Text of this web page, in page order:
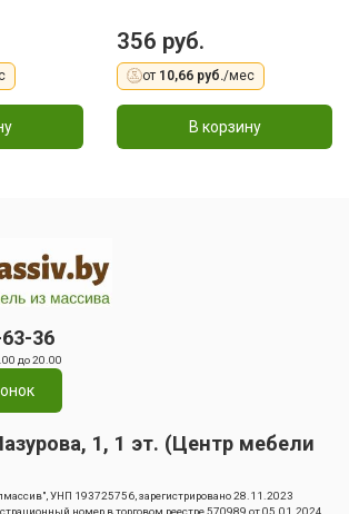
356 руб.
от 10,66 руб./мес
В корзину
36
до 20.00
1, 1 эт. (Центр мебели
УНП 193725756, зарегистрировано 28.11.2023
номер в торговом реестре 570989 от 05.01.2024